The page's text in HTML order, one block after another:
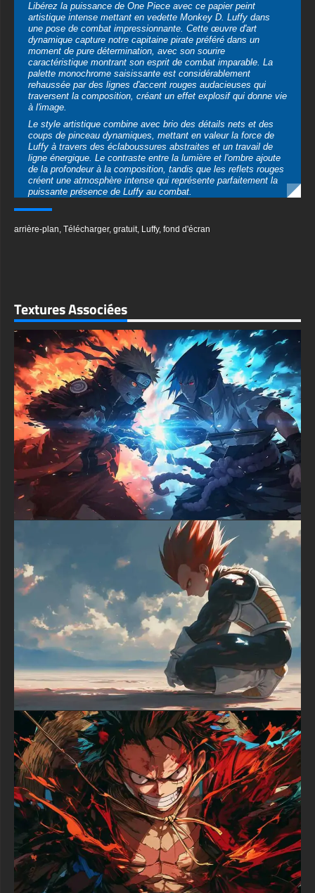
Libérez la puissance de One Piece avec ce papier peint
artistique intense mettant en vedette Monkey D. Luffy dans
une pose de combat impressionnante. Cette œuvre d'art
dynamique capture notre capitaine pirate préféré dans un
moment de pure détermination, avec son sourire
caractéristique montrant son esprit de combat imparable. La
palette monochrome saisissante est considérablement
rehaussée par des lignes d'accent rouges audacieuses qui
traversent la composition, créant un effet explosif qui donne vie
à l'image.
Le style artistique combine avec brio des détails nets et des
coups de pinceau dynamiques, mettant en valeur la force de
Luffy à travers des éclaboussures abstraites et un travail de
ligne énergique. Le contraste entre la lumière et l'ombre ajoute
de la profondeur à la composition, tandis que les reflets rouges
créent une atmosphère intense qui représente parfaitement la
puissante présence de Luffy au combat.
Disponible dans plusieurs formats premium, ce fond d'écran de
portail vers le monde de One Piece. Les options de
No registration or subscription needed – simply select your
premium-quality wallpaper. Compatible with all major devices
and operating systems, this dynamic Luffy artwork maintains
its impressive detail and impact across all supported
resolutions.
Parfait pour les jeunes fans comme pour les passionnés
d'anime chevronnés, ce fond d'écran apporte l'excitation de
One Piece à votre expérience numérique quotidienne. Que
vous configuriez une station de combat de jeu ou que vous
personnalisiez votre téléphone, ce fond d'écran conçu de
manière artistique sert de rappel constant de la détermination
de Luffy et de l'esprit aventureux de One Piece
textures-3d-gratuiteshd.com
arrière-plan, Télécharger, gratuit, Luffy, fond d'écran
Textures Associées